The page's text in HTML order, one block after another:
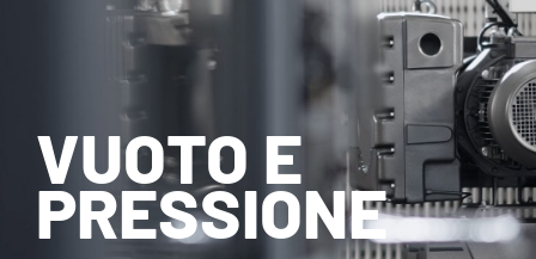
HOME
VUOTO E
PRESSIONE